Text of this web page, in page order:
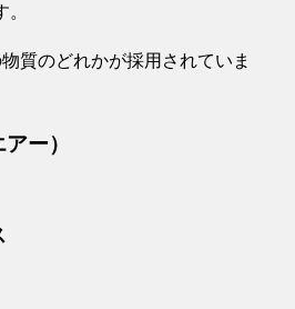
質のどれかが採用されていま
ー）